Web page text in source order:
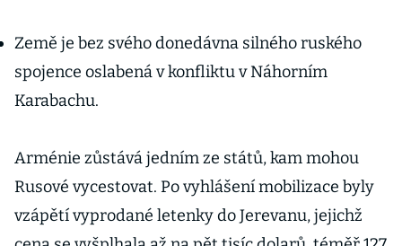
Země je bez svého donedávna silného ruského
spojence oslabená v konfliktu v Náhorním
Karabachu.
Arménie zůstává jedním ze států, kam mohou
Rusové vycestovat. Po vyhlášení mobilizace byly
vzápětí vyprodané letenky do Jerevanu, jejichž